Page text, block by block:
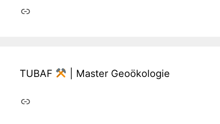
Link
TUBAF | Master Geoökologie
Link